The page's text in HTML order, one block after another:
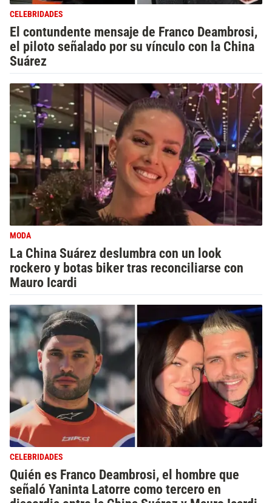
CELEBRIDADES
El contundente mensaje de Franco Deambrosi,
el piloto señalado por su vínculo con la China
Suárez
MODA
La China Suárez deslumbra con un look
rockero y botas biker tras reconciliarse con
Mauro Icardi
CELEBRIDADES
Quién es Franco Deambrosi, el hombre que
señaló Yaninta Latorre como tercero en